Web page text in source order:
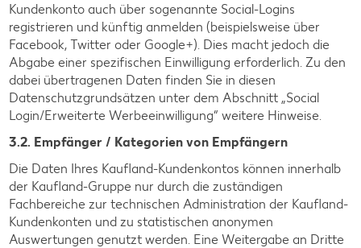
Kundenkonto auch über sogenannte Social-Logins
registrieren und künftig anmelden (beispielsweise über
Facebook, Twitter oder Google+). Dies macht jedoch die
Abgabe einer spezifischen Einwilligung erforderlich. Zu den
dabei übertragenen Daten finden Sie in diesen
Datenschutzgrundsätzen unter dem Abschnitt „Social
Login/Erweiterte Werbeeinwilligung“ weitere Hinweise.
3.2. Empfänger / Kategorien von Empfängern
Die Daten Ihres Kaufland-Kundenkontos können innerhalb
der Kaufland-Gruppe nur durch die zuständigen
Fachbereiche zur technischen Administration der Kaufland-
Kundenkonten und zu statistischen anonymen
Auswertungen genutzt werden. Eine Weitergabe an Dritte